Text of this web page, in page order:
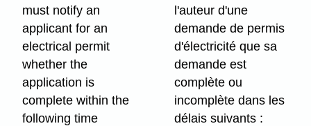
must notify an
applicant for an
electrical permit
whether the
application is
complete within the
following time
l'auteur d'une
demande de permis
d'électricité que sa
demande est
complète ou
incomplète dans les
délais suivants :